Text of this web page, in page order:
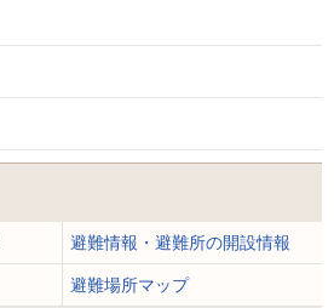
避難情報・避難所の開設情報
避難場所マップ